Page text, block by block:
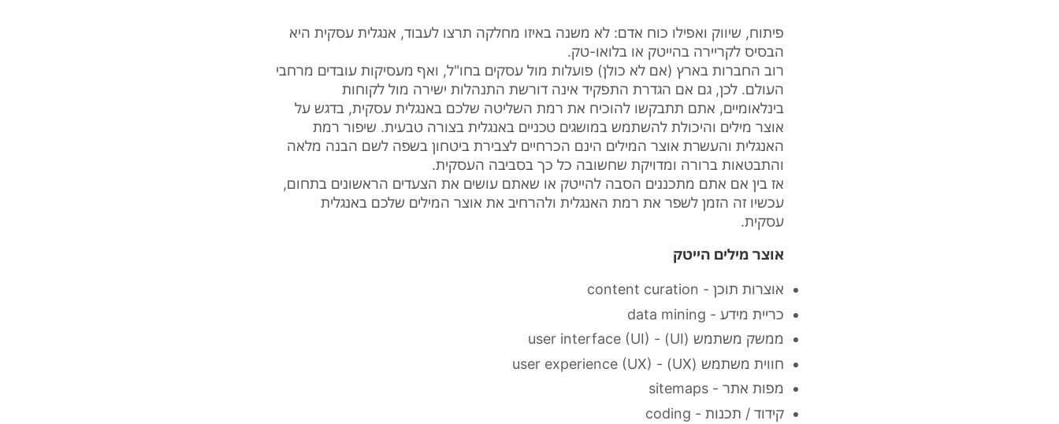
פיתוח, שיווק ואפילו כוח אדם: לא משנה באיזו מחלקה תרצו לעבוד, אנגלית עסקית היא
הבסיס לקריירה בהייטק או בלואו-טק.
רוב החברות בארץ (אם לא כולן) פועלות מול עסקים בחו"ל, ואף מעסיקות עובדים מרחבי
העולם. לכן, גם אם הגדרת התפקיד אינה דורשת התנהלות ישירה מול לקוחות
בינלאומיים, אתם תתבקשו להוכיח את רמת השליטה שלכם באנגלית עסקית, בדגש על
אוצר מילים והיכולת להשתמש במושגים טכניים באנגלית בצורה טבעית. שיפור רמת
האנגלית והעשרת אוצר המילים הינם הכרחיים לצבירת ביטחון בשפה לשם הבנה מלאה
והתבטאות ברורה ומדויקת שחשובה כל כך בסביבה העסקית.
אז בין אם אתם מתכננים הסבה להייטק או שאתם עושים את הצעדים הראשונים בתחום,
עכשיו זה הזמן לשפר את רמת האנגלית ולהרחיב את אוצר המילים שלכם באנגלית
עסקית.
אוצר מילים הייטק
אוצרות תוכן - content curation
כריית מידע - data mining
ממשק משתמש (UI) - user interface (UI)
חווית משתמש (UX) - user experience (UX)
מפות אתר - sitemaps
קידוד / תכנות - coding